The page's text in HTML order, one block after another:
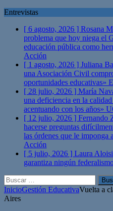
Entrevistas
[ 6 agosto, 2026 ] Rosana
problema que hoy niega el
educación pública como
Acción
[ 1 agosto, 2026 ] Juliana
una Asociación Civil
oportunidades educativas»
[ 28 julio, 2026 ] María
una deficiencia en la
acentuando con los años»
[ 12 julio, 2026 ] Fernando
hacerse preguntas
las órdenes que le
Acción
[ 5 julio, 2026 ] Laura
garantiza ningún
Buscar:
InicioGestión EducativaVuelta a
Aires